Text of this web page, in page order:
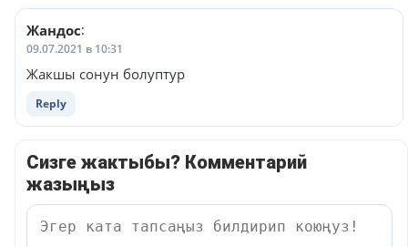
Жандос:
09.07.2021 в 10:31
Жакшы сонун болуптур
Reply
Сизге жактыбы? Комментарий
жазыңыз